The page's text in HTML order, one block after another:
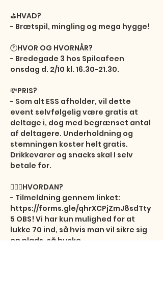
⛳️HVAD?
- Brætspil, mingling og mega hygge!
🕐HVOR OG HVORNÅR?
- Bredegade 3 hos Spilcafeen
onsdag d. 2/10 kl. 16.30-21.30.
💸PRIS?
- Som alt ESS afholder, vil dette
event selvfølgelig være gratis at
deltage i, dog med begrænset antal
af deltagere. Underholdning og
stemningen koster helt gratis.
Drikkevarer og snacks skal I selv
betale for.
🤷🏼‍♀️HVORDAN?
- Tilmeldning gennem linket:
https://forms.gle/qhrXCPjZmJ8sdTty
5 OBS! Vi har kun mulighed for at
lukke 70 ind, så hvis man vil sikre sig
en plads, så huske…